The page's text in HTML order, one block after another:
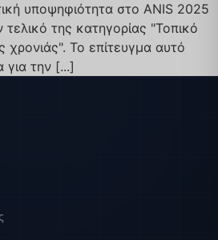
υποψηφιότητα στο ANIS 2025
της κατηγορίας "Τοπικό
χρονιάς". Το επίτευγμα αυτό
για την [...]